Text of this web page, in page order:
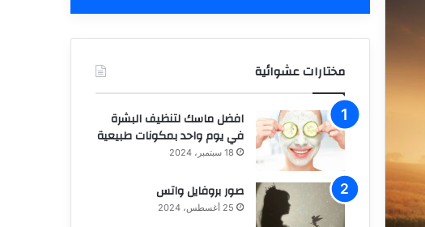
مختارات عشوائية
افضل ماسك لتنظيف البشرة
في يوم واحد بمكونات طبيعية
18 سبتمبر، 2024
صور بروفايل واتس
25 أغسطس، 2024